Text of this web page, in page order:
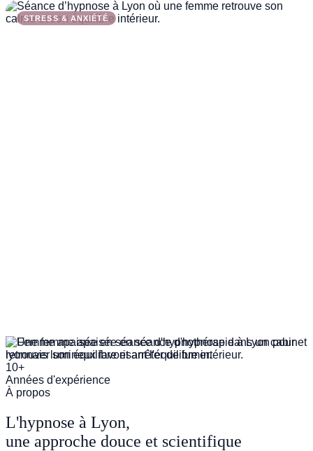
STRESS & ANXIÉTÉ
10+
Années d'expérience
À propos
L'hypnose à Lyon,
une approche douce et scientifique